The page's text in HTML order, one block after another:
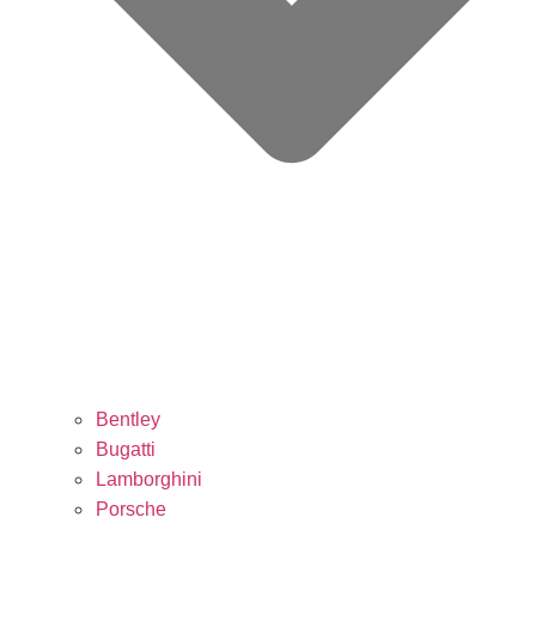
Bentley
Bugatti
Lamborghini
Porsche